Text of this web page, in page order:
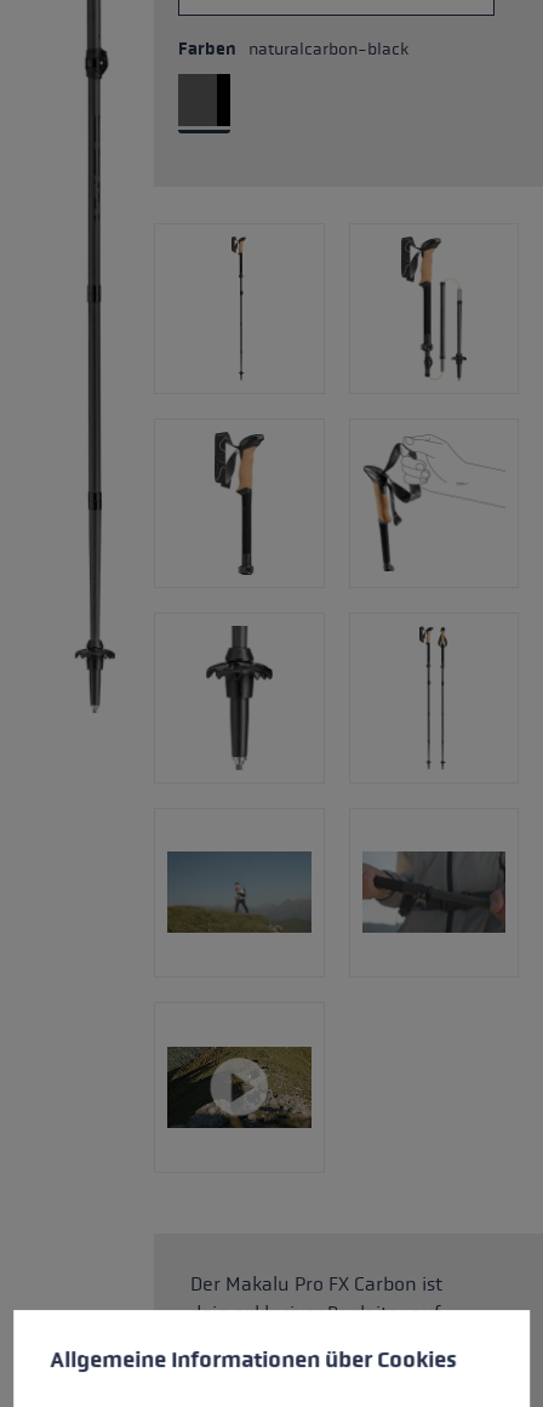
Farben naturalcarbon-black
Der Makalu Pro FX Carbon ist
dein exklusiver Begleiter auf
Aergon Air Griff ausgestattet,
Cookie-Voreinstellungen
Allgemeine Informationen über Cookies